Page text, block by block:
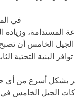
المستدامة، وزيادة
100%، يمكن لشبكة
البنية التحتية
بشكل أسرع من أي جيل